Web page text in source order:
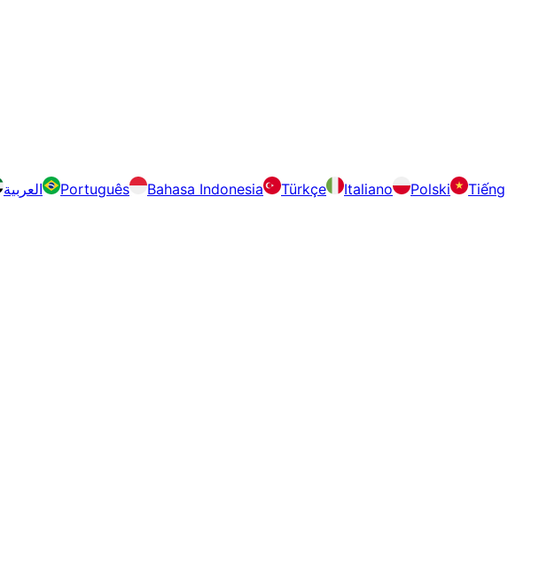
العربية Português Bahasa Indonesia Türkçe Italiano Polski
Tiếng